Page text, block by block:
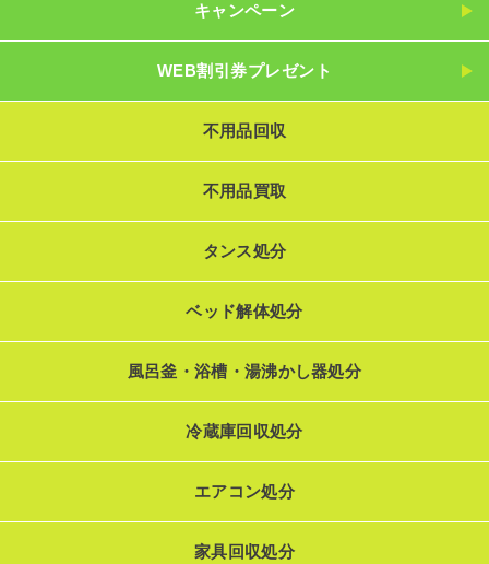
キャンペーン
WEB割引券プレゼント
不用品回収
不用品買取
タンス処分
ベッド解体処分
風呂釜・浴槽・湯沸かし器処分
冷蔵庫回収処分
エアコン処分
家具回収処分